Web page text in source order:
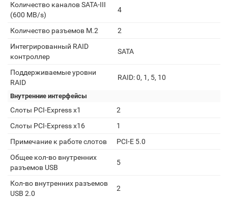
Количество каналов SATA-III
(600 MB/s)
4
Количество разъемов M.2
2
Интегрированный RAID
контроллер
SATA
Поддерживаемые уровни
RAID
RAID: 0, 1, 5, 10
Внутренние интерфейсы
Слоты PCI-Express x1
2
Слоты PCI-Express x16
1
Примечание к работе слотов
PCI-E 5.0
Общее кол-во внутренних
разъемов USB
5
Кол-во внутренних разъемов
USB 2.0
2